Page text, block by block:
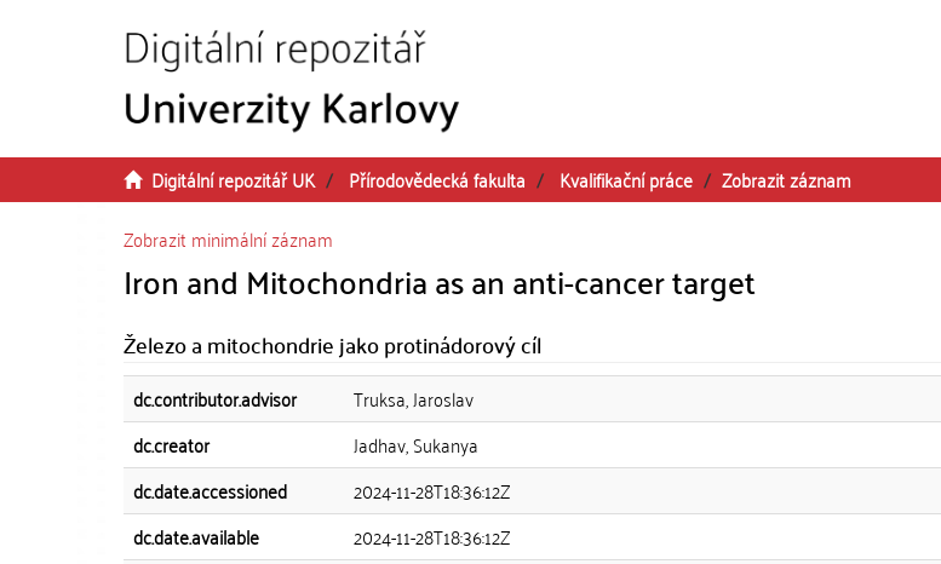
Digitální repozitář UK Přírodovědecká fakulta Kvalifikační práce
Zobrazit záznam
Zobrazit minimální záznam
Iron and Mitochondria as an anti-cancer target
Železo a mitochondrie jako protinádorový cíl
dc.contributor.advisor
Truksa, Jaroslav
dc.creator
Jadhav, Sukanya
dc.date.accessioned
2024-11-28T18:36:12Z
dc.date.available
2024-11-28T18:36:12Z